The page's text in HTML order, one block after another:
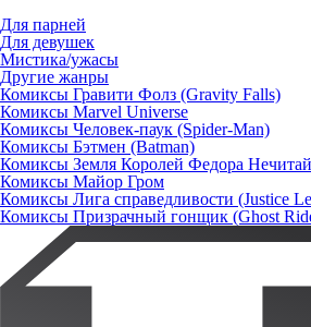
Для парней
Для девушек
Мистика/ужасы
Другие жанры
Комиксы Гравити Фолз (Gravity Falls)
Комиксы Marvel Universe
Комиксы Человек-паук (Spider-Man)
Комиксы Бэтмен (Batman)
Комиксы Земля Королей Федора
Комиксы Майор Гром
Комиксы Лига справедливости (Justice
Комиксы Призрачный гонщик (Ghost